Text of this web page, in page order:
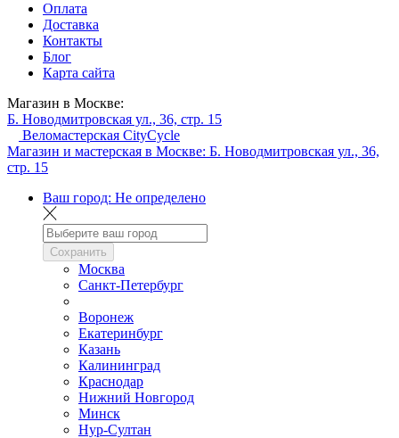
Оплата
Доставка
Контакты
Блог
Карта сайта
Магазин в Москве:
Б. Новодмитровская ул., 36, стр. 15
Веломастерская CityCycle
Магазин и мастерская в Москве: Б. Новодмитровская ул., 36,
стр. 15
Ваш город: Не определено
Сохранить
Москва
Санкт-Петербург
Воронеж
Екатеринбург
Казань
Калининград
Краснодар
Нижний Новгород
Минск
Нур-Султан